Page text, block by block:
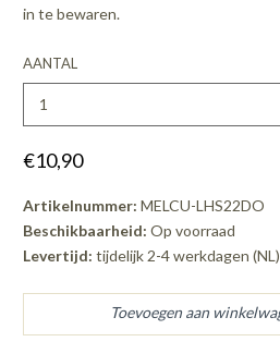
in te bewaren.
AANTAL
€10,90
Artikelnummer: MELCU-LHS22DO
Beschikbaarheid: Op voorraad
Levertijd: tijdelijk 2-4 werkdagen (NL)